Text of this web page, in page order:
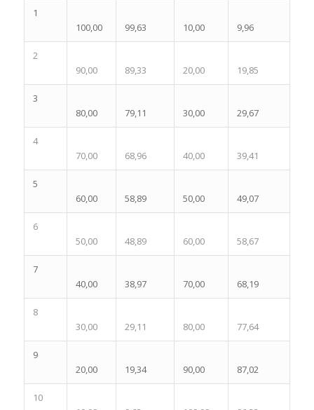
1
100,00
99,63 10,00 9,96
2
90,00
89,33 20,00 19,85
3
80,00
79,11 30,00 29,67
4
70,00
68,96 40,00 39,41
5
60,00
58,89 50,00 49,07
6
50,00
48,89 60,00 58,67
7
40,00
38,97 70,00 68,19
8
30,00
29,11 80,00 77,64
9
20,00
19,34 90,00 87,02
10